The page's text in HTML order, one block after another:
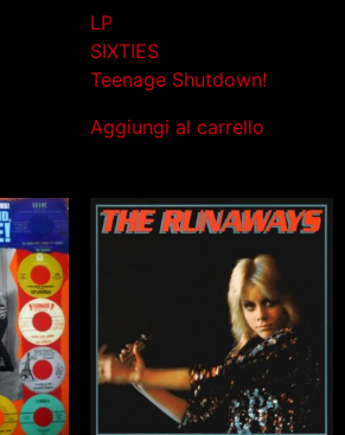
LP
SIXTIES
Teenage Shutdown!
Aggiungi al carrello